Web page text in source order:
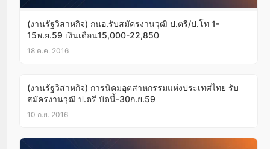
(งานรัฐวิสาหกิจ) กนอ.รับสมัครงานวุฒิ ป.ตรี/ป.โท 1-
15พ.ย.59 เงินเดือน15,000-22,850
18 ต.ค. 2016
(งานรัฐวิสาหกิจ) การนิคมอุตสาหกรรมแห่งประเทศไทย รับ
สมัครงานวุฒิ ป.ตรี บัดนี้-30ก.ย.59
10 ก.ย. 2016